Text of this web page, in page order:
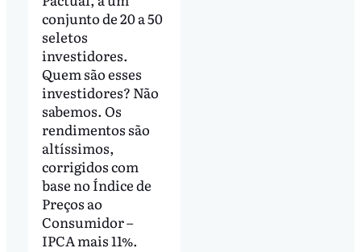
conjunto de 20 a 50
seletos
investidores.
Quem são esses
investidores? Não
sabemos. Os
rendimentos são
altíssimos,
corrigidos com
base no Índice de
Preços ao
Consumidor –
IPCA mais 11%.